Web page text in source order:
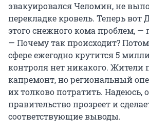
эвакуировался Челомин, не
перекладке кровель. Теперь вот
этого снежного кома проблем, —
— Почему так происходит?
сфере ежегодно крутится 5
контроля нет никакого. Жители
капремонт, но региональный
их толково потратить. Надеюсь,
правительство прозреет и
соответствующие выводы.